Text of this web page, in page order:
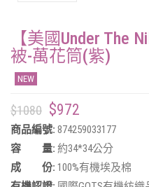
【美國Under The
被-萬花筒(紫)
NEW
$1080 $972
商品編號: 874259033177
容 量: 約34*34公分
成 份: 100%有機埃及棉